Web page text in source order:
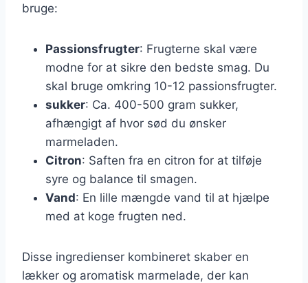
bruge:
Passionsfrugter: Frugterne skal være
modne for at sikre den bedste smag. Du
skal bruge omkring 10-12 passionsfrugter.
sukker: Ca. 400-500 gram sukker,
afhængigt af hvor sød du ønsker
marmeladen.
Citron: Saften fra en citron for at tilføje
syre og balance til smagen.
Vand: En lille mængde vand til at hjælpe
med at koge frugten ned.
Disse ingredienser kombineret skaber en
lækker og aromatisk marmelade, der kan